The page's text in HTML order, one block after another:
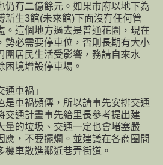
仍有二億餘元。如果市府以地下為
新生3館(未來館)下面沒有任何管
。這個地方過去是普通花園，現在
勢必需要停車位，否則長期有大小
圍居民生活受影響，務請自來水
困境增設停車場。
車禍」
是車禍頻傳，所以請事先安排交通
交通計畫事先給里長參考提出建
量的垃圾、交通一定也會堵塞嚴
應，不要擺爛。並建議在各商圈間
車散進鄰近巷弄街道。